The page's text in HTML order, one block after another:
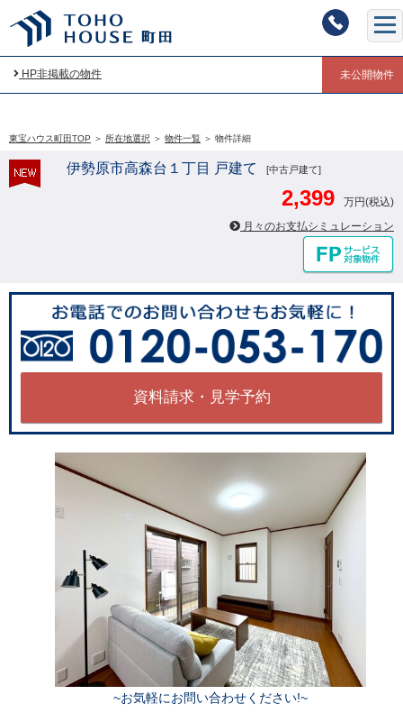
HP非掲載の物件 未公開物件
東宝ハウス町田TOP ＞ 所在地選択 ＞ 物件一覧 ＞ 物件詳細
伊勢原市高森台１丁目 戸建て [中古戸建て]
2,399
万円(税込)
月々のお支払シミュレーション
資料請求・見学予約
~お気軽にお問い合わせください!~